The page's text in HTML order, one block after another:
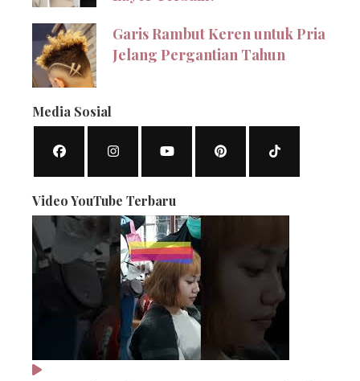
Garis Rambut Keren untuk Pria
Jelang Pergantian Tahun
Media Sosial
Video YouTube Terbaru